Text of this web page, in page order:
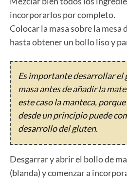
incorporarlos por completo.
Colocar la masa sobre la mesa
hasta obtener un bollo liso y
Es importante desarrollar el
masa antes de añadir la
este caso la manteca,
desde un principio puede
desarrollo del gluten.
Desgarrar y abrir el bollo de
(blanda) y comenzar a